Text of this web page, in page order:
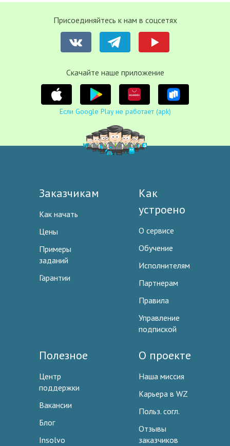
Присоединяйтесь к нам в соцсетях
Cкачайте наше приложение
Если Google Play не работает (apk)
Заказчикам
Как начать
Цены
Примеры
заданий
Гарантии
Как
устроено
О сервисе
Обучение
Исполнителям
Партнерам
Правила
Управление
подпиской
Полезное
Центр
поддержки
Вакансии
Блог
Insolvo
О проекте
Наша миссия
Карьера в WZ
Польз. согл.
Отзывы
заказчиков